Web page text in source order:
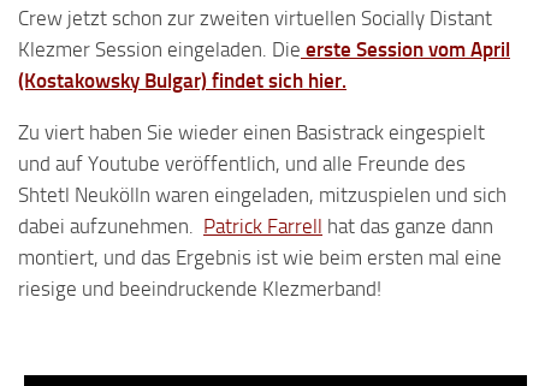
Crew jetzt schon zur zweiten virtuellen Socially Distant
Klezmer Session eingeladen. Die erste Session vom April
(Kostakowsky Bulgar) findet sich hier.
Zu viert haben Sie wieder einen Basistrack eingespielt
und auf Youtube veröffentlich, und alle Freunde des
Shtetl Neukölln waren eingeladen, mitzuspielen und sich
dabei aufzunehmen. Patrick Farrell hat das ganze dann
montiert, und das Ergebnis ist wie beim ersten mal eine
riesige und beeindruckende Klezmerband!